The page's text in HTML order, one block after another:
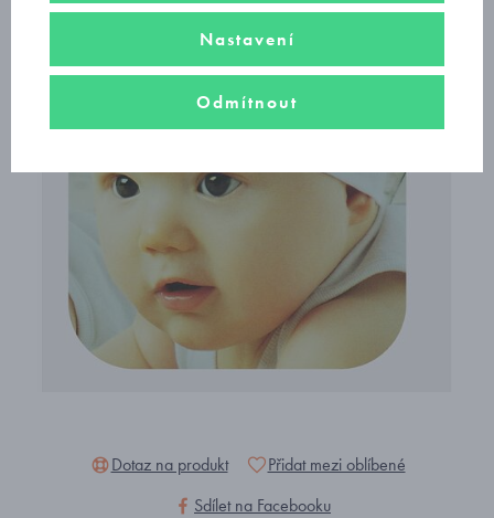
Dotaz na produkt
Přidat mezi oblíbené
Sdílet na Facebooku
Nastavení
Odmítnout